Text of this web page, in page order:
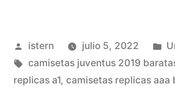
Publicado
por
istern julio 5, 2022
Etiquetas:
camisetas juventus 2019
replicas a1, camisetas replicas aaa